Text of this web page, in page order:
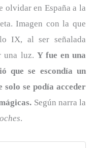
olvidar en España a la
Imagen con la que
IX, al ser señalada
una luz. Y fue en una
que se escondía un
solo se podía acceder
Según narra la
.